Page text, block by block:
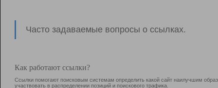
Часто задаваемые вопросы о ссылках.
Как работают ссылки?
Ссылки помогают поисковым системам определить какой сайт наилучшим
участвовать в раcпределении позиций и поискового трафика.